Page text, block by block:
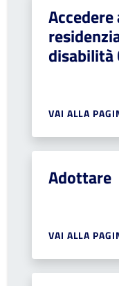
disabilità
VAI ALLA
Adottare
VAI ALLA